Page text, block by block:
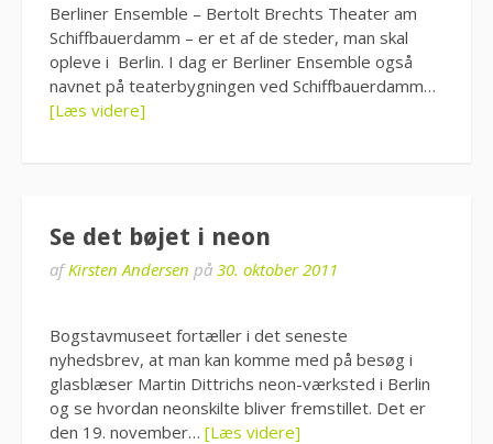
Berliner Ensemble – Bertolt Brechts Theater am
Schiffbauerdamm – er et af de steder, man skal
opleve i Berlin. I dag er Berliner Ensemble også
navnet på teaterbygningen ved Schiffbauerdamm…
[Læs videre]
Se det bøjet i neon
afKirsten Andersen på 30. oktober 2011
Bogstavmuseet fortæller i det seneste
nyhedsbrev, at man kan komme med på besøg i
glasblæser Martin Dittrichs neon-værksted i Berlin
og se hvordan neonskilte bliver fremstillet. Det er
den 19. november… [Læs videre]